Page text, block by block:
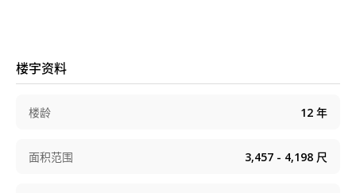
楼宇资料
楼龄 12 年
面积范围 3,457 - 4,198 尺